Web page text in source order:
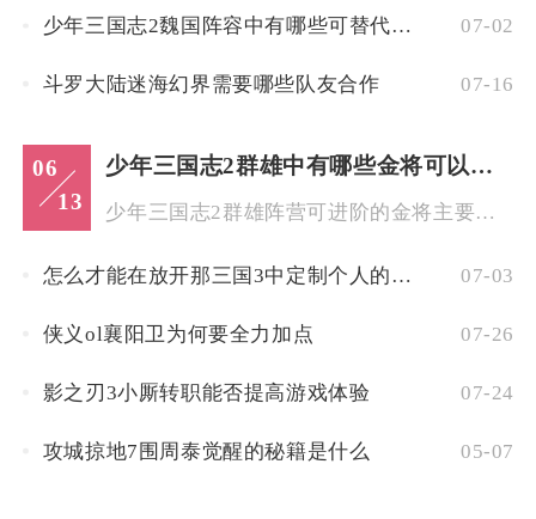
少年三国志2魏国阵容中有哪些可替代的英雄可选 07-02
斗罗大陆迷海幻界需要哪些队友合作 07-16
06
13
少年三国志2群雄中有哪些金将可以进阶
少年三国志2群雄阵营可进阶的金将主要包含吕布、貂蝉、袁绍、左...
怎么才能在放开那三国3中定制个人的头衔 07-03
侠义ol襄阳卫为何要全力加点 07-26
影之刃3小厮转职能否提高游戏体验 07-24
攻城掠地7围周泰觉醒的秘籍是什么 05-07